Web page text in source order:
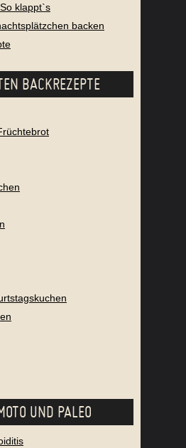
klappt`s
backen
BACKREZEPTE
UND PALEO